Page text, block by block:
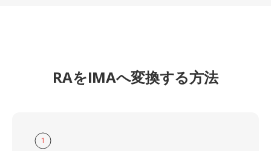
RAをIMAへ変換する方法
1